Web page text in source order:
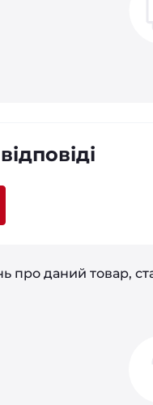
про даний товар,